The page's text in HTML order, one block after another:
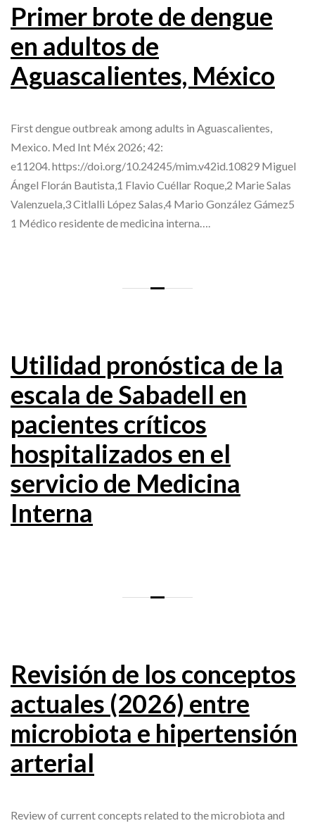
Primer brote de dengue
en adultos de
Aguascalientes, México
First dengue outbreak among adults in Aguascalientes,
Mexico. Med Int Méx 2026; 42:
e11204. https://doi.org/10.24245/mim.v42id.10829 Miguel
Ángel Florán Bautista,1 Flavio Cuéllar Roque,2 Marie Salas
Valenzuela,3 Citlalli López Salas,4 Mario González Gámez5
1 Médico residente de medicina interna….
Utilidad pronóstica de la
escala de Sabadell en
pacientes críticos
hospitalizados en el
servicio de Medicina
Interna
Revisión de los conceptos
actuales (2026) entre
microbiota e hipertensión
arterial
Review of current concepts related to the microbiota and